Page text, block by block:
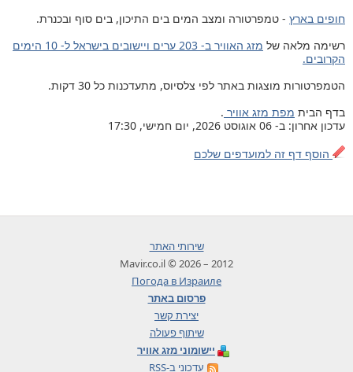
חופים בארץ - טמפרטורה ומצב המים בים התיכון, בים סוף ובכנרת.
רשימה מלאה של
מזג האוויר ב- 203 ערים ויישובים בישראל ל- 10 הימים
הקרובים.
הטמפרטורות מוצגות באתר לפי צלסיוס, מתעדכנות כל 30 דקות.
בדף הבית מפת מזג אוויר .
עדכון אחרון: ב- 06 אוגוסט 2026, יום חמישי, 17:30
הוסף דף זה למועדפים שלכם
שירותי האתר
2012 – 2026 © Mavir.co.il
Погода в Израиле
פרסום באתר
יצירת קשר
שיתוף פעולה
יישומוני מזג אוויר
עדכוני ב-RSS